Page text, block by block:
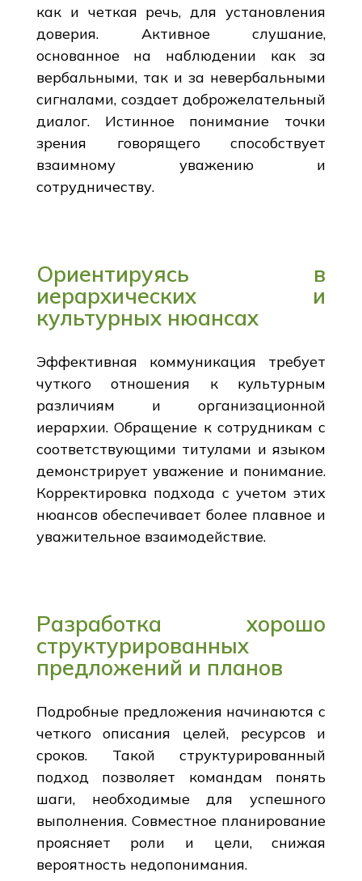
как и четкая речь, для установления
доверия. Активное слушание,
основанное на наблюдении как за
вербальными, так и за невербальными
сигналами, создает доброжелательный
диалог. Истинное понимание точки
зрения говорящего способствует
взаимному уважению и
сотрудничеству.
Ориентируясь в
иерархических и
культурных нюансах
Эффективная коммуникация требует
чуткого отношения к культурным
различиям и организационной
иерархии. Обращение к сотрудникам с
соответствующими титулами и языком
демонстрирует уважение и понимание.
Корректировка подхода с учетом этих
нюансов обеспечивает более плавное и
уважительное взаимодействие.
Разработка хорошо
структурированных
предложений и планов
Подробные предложения начинаются с
четкого описания целей, ресурсов и
сроков. Такой структурированный
подход позволяет командам понять
шаги, необходимые для успешного
выполнения. Совместное планирование
проясняет роли и цели, снижая
вероятность недопонимания.